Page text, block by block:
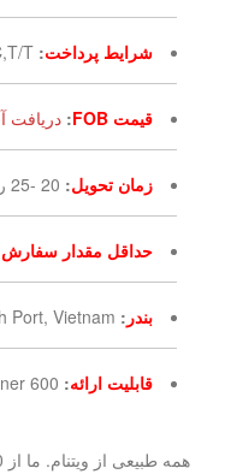
شرایط پرداخت:
T
قیمت FOB : دریافت
زمان تحویل: 20 -25 روزها پس از تأیید سفارش
حداقل مقدار سفارش
بندر :
Port, Vietnam
قابلیت ارائه: 600 Container بیست-Foot/ماه ها